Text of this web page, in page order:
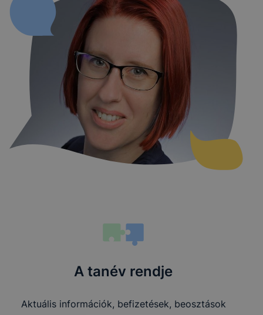
A tanév rendje
Aktuális információk, befizetések, beosztások